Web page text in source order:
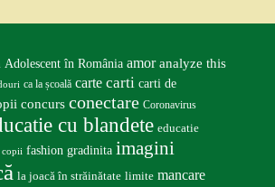
Adolescent în România amor analyze this
ca la școală carte carti carti de
concurs conectare Coronavirus
cu blandete educatie
copii fashion gradinita imagini
la joacă în străinătate limite mancare